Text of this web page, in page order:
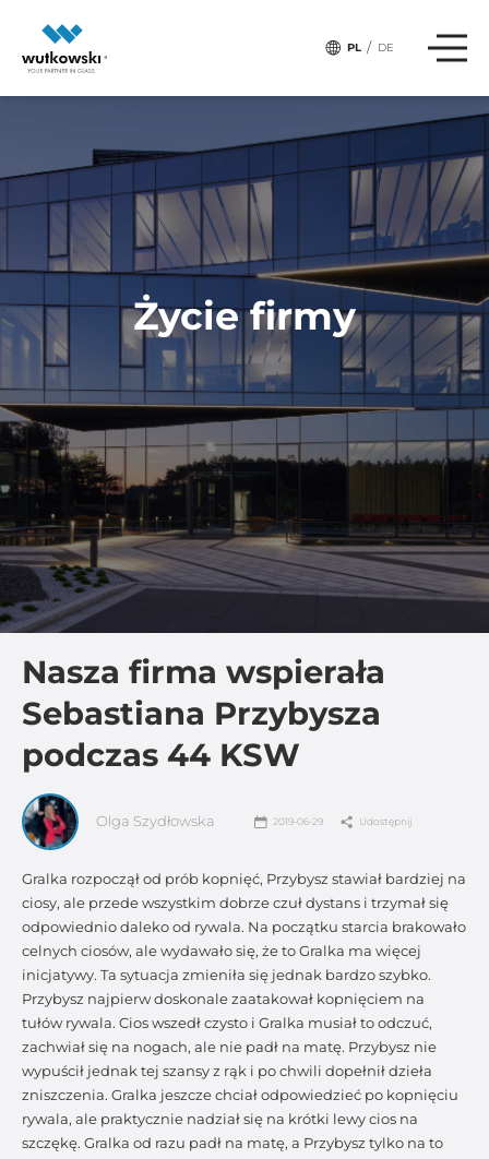
PL / DE
Życie firmy
Nasza firma wspierała
Sebastiana Przybysza
podczas 44 KSW
Olga Szydłowska 2019-06-29 Udostępnij
Gralka rozpoczął od prób kopnięć, Przybysz stawiał bardziej na
ciosy, ale przede wszystkim dobrze czuł dystans i trzymał się
odpowiednio daleko od rywala. Na początku starcia brakowało
celnych ciosów, ale wydawało się, że to Gralka ma więcej
inicjatywy. Ta sytuacja zmieniła się jednak bardzo szybko.
Przybysz najpierw doskonale zaatakował kopnięciem na
tułów rywala. Cios wszedł czysto i Gralka musiał to odczuć,
zachwiał się na nogach, ale nie padł na matę. Przybysz nie
wypuścił jednak tej szansy z rąk i po chwili dopełnił dzieła
zniszczenia. Gralka jeszcze chciał odpowiedzieć po kopnięciu
rywala, ale praktycznie nadział się na krótki lewy cios na
szczękę. Gralka od razu padł na matę, a Przybysz tylko na to